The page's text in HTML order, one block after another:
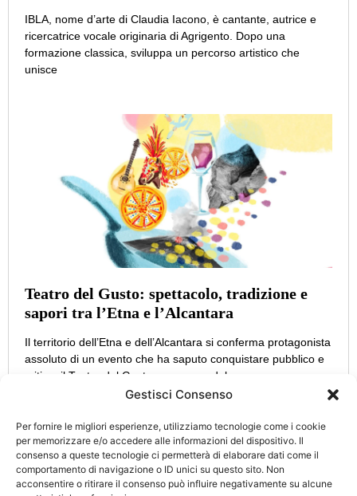
Gestisci Consenso
Per fornire le migliori esperienze, utilizziamo tecnologie come i cookie
per memorizzare e/o accedere alle informazioni del dispositivo. Il
consenso a queste tecnologie ci permetterà di elaborare dati come il
comportamento di navigazione o ID unici su questo sito. Non
acconsentire o ritirare il consenso può influire negativamente su alcune
IBLA, nome d’arte di Claudia Iacono, è cantante, autrice e
ricercatrice vocale originaria di Agrigento. Dopo una
formazione classica, sviluppa un percorso artistico che
unisce
Teatro del Gusto: spettacolo, tradizione e
sapori tra l’Etna e l’Alcantara
Il territorio dell’Etna e dell’Alcantara si conferma protagonista
assoluto di un evento che ha saputo conquistare pubblico e
critica: il Teatro del Gusto, promosso dal
CATEGORIE
Attualità Cultura
INFO
UTILI